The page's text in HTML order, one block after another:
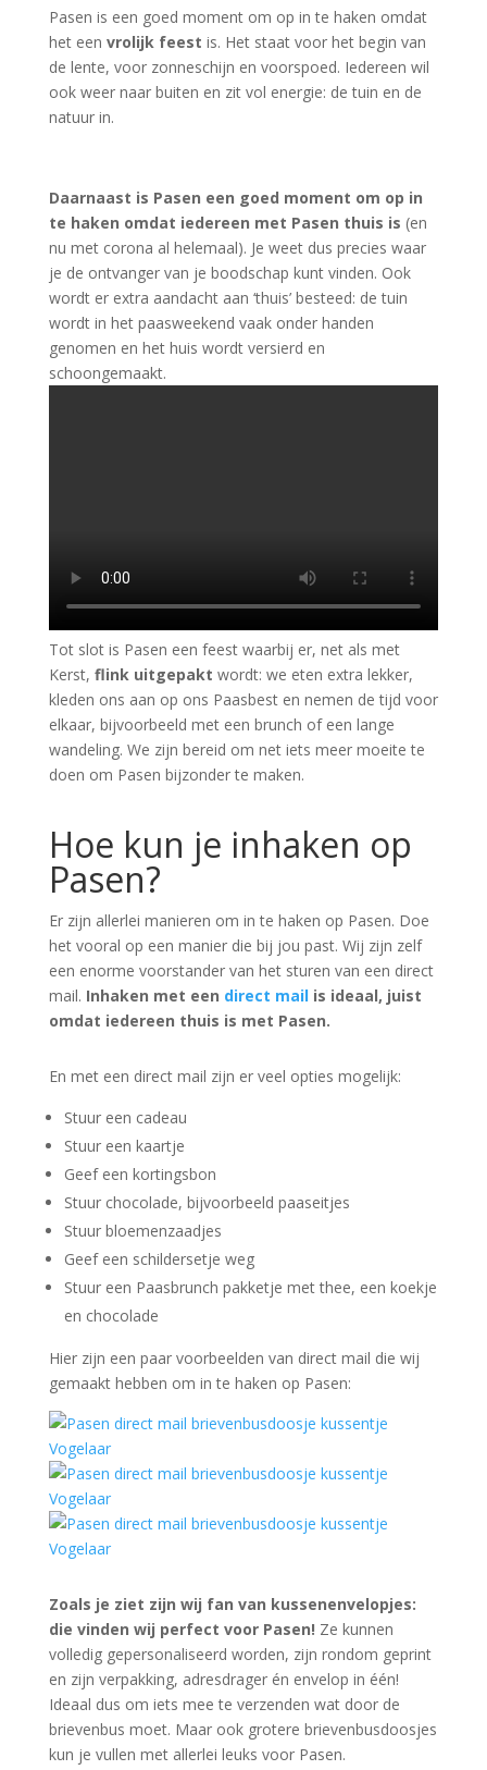
Pasen is een goed moment om op in te haken omdat
het een vrolijk feest is. Het staat voor het begin van
de lente, voor zonneschijn en voorspoed. Iedereen wil
ook weer naar buiten en zit vol energie: de tuin en de
natuur in.
Daarnaast is Pasen een goed moment om op in
te haken omdat iedereen met Pasen thuis is (en
nu met corona al helemaal). Je weet dus precies waar
je de ontvanger van je boodschap kunt vinden. Ook
wordt er extra aandacht aan ‘thuis’ besteed: de tuin
wordt in het paasweekend vaak onder handen
genomen en het huis wordt versierd en
schoongemaakt.
Tot slot is Pasen een feest waarbij er, net als met
Kerst, flink uitgepakt wordt: we eten extra lekker,
kleden ons aan op ons Paasbest en nemen de tijd voor
elkaar, bijvoorbeeld met een brunch of een lange
wandeling. We zijn bereid om net iets meer moeite te
doen om Pasen bijzonder te maken.
Hoe kun je inhaken op
Pasen?
Er zijn allerlei manieren om in te haken op Pasen. Doe
het vooral op een manier die bij jou past. Wij zijn zelf
een enorme voorstander van het sturen van een direct
mail. Inhaken met een direct mailis ideaal, juist
omdat iedereen thuis is met Pasen.
En met een direct mail zijn er veel opties mogelijk:
Stuur een cadeau
Stuur een kaartje
Geef een kortingsbon
Stuur chocolade, bijvoorbeeld paaseitjes
Stuur bloemenzaadjes
Geef een schildersetje weg
Stuur een Paasbrunch pakketje met thee, een koekje
en chocolade
Hier zijn een paar voorbeelden van direct mail die wij
gemaakt hebben om in te haken op Pasen:
Zoals je ziet zijn wij fan van kussenenvelopjes:
die vinden wij perfect voor Pasen! Ze kunnen
volledig gepersonaliseerd worden, zijn rondom geprint
en zijn verpakking, adresdrager én envelop in één!
Ideaal dus om iets mee te verzenden wat door de
brievenbus moet. Maar ook grotere brievenbusdoosjes
kun je vullen met allerlei leuks voor Pasen.